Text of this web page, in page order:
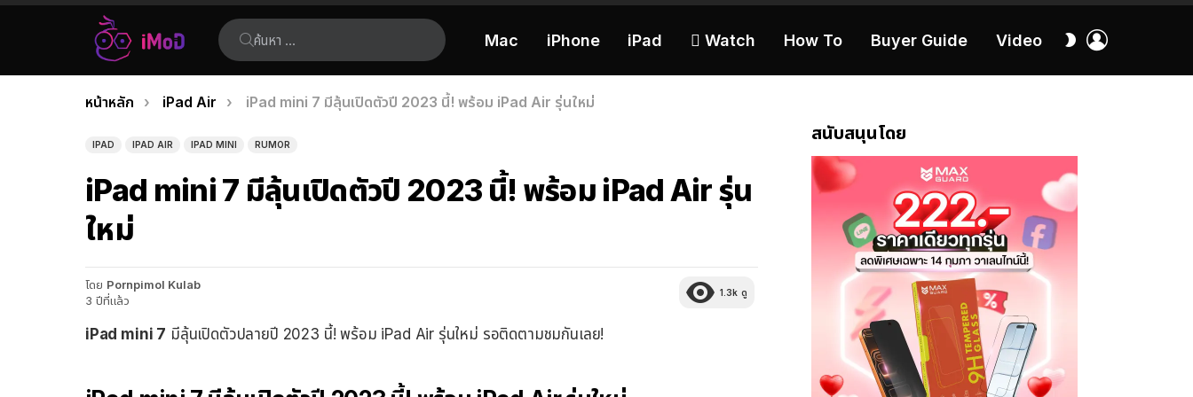
ค้นหา:
Mac iPhone iPad  Watch How To Buyer Guide Video
สลับ
เรื่อง
ล่าสุด
คุณอยู่ที่นี่:
หน้าหลัก iPad Air iPad mini 7 มีลุ้นเปิดตัวปี 2023 นี้! พร้อม iPad Air รุ่นใหม่
IPAD IPAD AIR IPAD MINI RUMOR
iPad mini 7 มีลุ้นเปิดตัวปี 2023 นี้! พร้อม iPad Air รุ่น
ใหม่
โดย Pornpimol Kulab
3 ปีที่แล้ว
1.3k ดู
iPad mini 7 มีลุ้นเปิดตัวปลายปี 2023 นี้! พร้อม iPad Air รุ่นใหม่ รอติดตามชมกันเลย!
สนับสนุนโดย